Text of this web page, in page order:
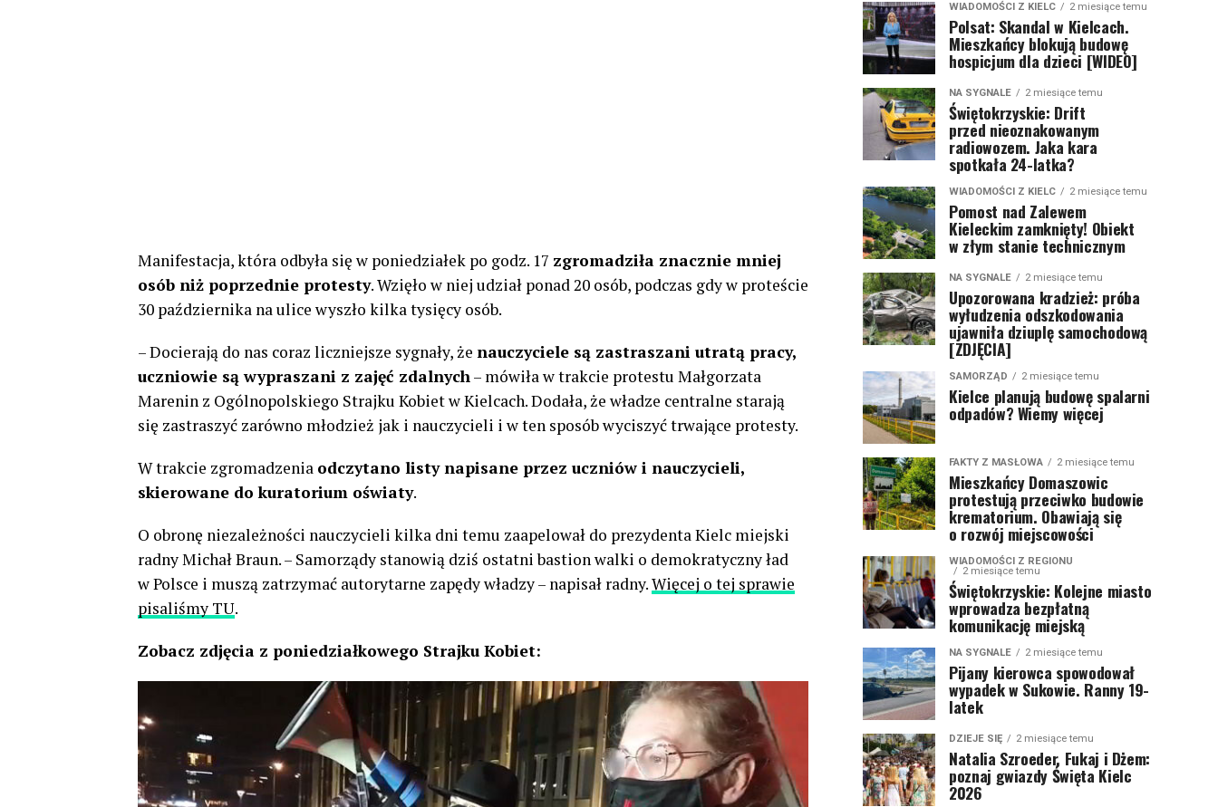
Manifestacja, która odbyła się w poniedziałek po godz. 17 zgromadziła znacznie mniej
osób niż poprzednie protesty. Wzięło w niej udział ponad 20 osób, podczas gdy w proteście
30 października na ulice wyszło kilka tysięcy osób.
– Docierają do nas coraz liczniejsze sygnały, że nauczyciele są zastraszani utratą pracy,
uczniowie są wypraszani z zajęć zdalnych– mówiła w trakcie protestu Małgorzata
Marenin z Ogólnopolskiego Strajku Kobiet w Kielcach. Dodała, że władze centralne starają
się zastraszyć zarówno młodzież jak i nauczycieli i w ten sposób wyciszyć trwające protesty.
W trakcie zgromadzenia odczytano listy napisane przez uczniów i nauczycieli,
skierowane do kuratorium oświaty.
O obronę niezależności nauczycieli kilka dni temu zaapelował do prezydenta Kielc miejski
radny Michał Braun. – Samorządy stanowią dziś ostatni bastion walki o demokratyczny ład
w Polsce i muszą zatrzymać autorytarne zapędy władzy – napisał radny.Więcej o tej sprawie
pisaliśmy TU.
Zobacz zdjęcia z poniedziałkowego Strajku Kobiet:
WIADOMOŚCI Z KIELC 2 miesiące temu
Polsat: Skandal w Kielcach.
Mieszkańcy blokują budowę
hospicjum dla dzieci [WIDEO]
NA SYGNALE 2 miesiące temu
Świętokrzyskie: Drift
przed nieoznakowanym
radiowozem. Jaka kara
spotkała 24-latka?
WIADOMOŚCI Z KIELC 2 miesiące temu
Pomost nad Zalewem
Kieleckim zamknięty! Obiekt
w złym stanie technicznym
NA SYGNALE 2 miesiące temu
Upozorowana kradzież: próba
wyłudzenia odszkodowania
ujawniła dziuplę samochodową
[ZDJĘCIA]
SAMORZĄD 2 miesiące temu
Kielce planują budowę spalarni
odpadów? Wiemy więcej
FAKTY Z MASŁOWA 2 miesiące temu
Mieszkańcy Domaszowic
protestują przeciwko budowie
krematorium. Obawiają się
o rozwój miejscowości
WIADOMOŚCI Z REGIONU
2 miesiące temu
Świętokrzyskie: Kolejne miasto
wprowadza bezpłatną
komunikację miejską
NA SYGNALE 2 miesiące temu
Pijany kierowca spowodował
wypadek w Sukowie. Ranny 19-
latek
DZIEJE SIĘ 2 miesiące temu
Natalia Szroeder, Fukaj i Dżem:
poznaj gwiazdy Święta Kielc
2026